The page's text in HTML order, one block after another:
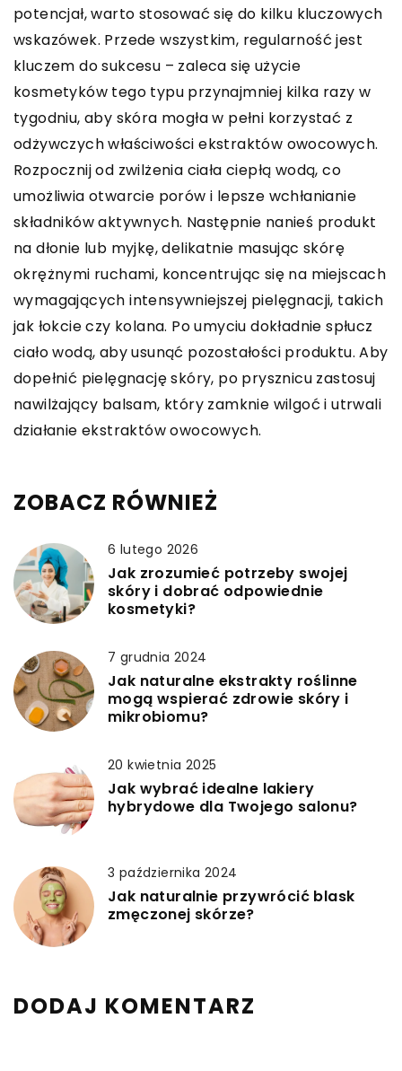
potencjał, warto stosować się do kilku kluczowych
wskazówek. Przede wszystkim, regularność jest
kluczem do sukcesu – zaleca się użycie
kosmetyków tego typu przynajmniej kilka razy w
tygodniu, aby skóra mogła w pełni korzystać z
odżywczych właściwości ekstraktów owocowych.
Rozpocznij od zwilżenia ciała ciepłą wodą, co
umożliwia otwarcie porów i lepsze wchłanianie
składników aktywnych. Następnie nanieś produkt
na dłonie lub myjkę, delikatnie masując skórę
okrężnymi ruchami, koncentrując się na miejscach
wymagających intensywniejszej pielęgnacji, takich
jak łokcie czy kolana. Po umyciu dokładnie spłucz
ciało wodą, aby usunąć pozostałości produktu. Aby
dopełnić pielęgnację skóry, po prysznicu zastosuj
nawilżający balsam, który zamknie wilgoć i utrwali
działanie ekstraktów owocowych.
ZOBACZ RÓWNIEŻ
6 lutego 2026
Jak zrozumieć potrzeby swojej
skóry i dobrać odpowiednie
kosmetyki?
7 grudnia 2024
Jak naturalne ekstrakty roślinne
mogą wspierać zdrowie skóry i
mikrobiomu?
20 kwietnia 2025
Jak wybrać idealne lakiery
hybrydowe dla Twojego salonu?
3 października 2024
Jak naturalnie przywrócić blask
zmęczonej skórze?
DODAJ KOMENTARZ